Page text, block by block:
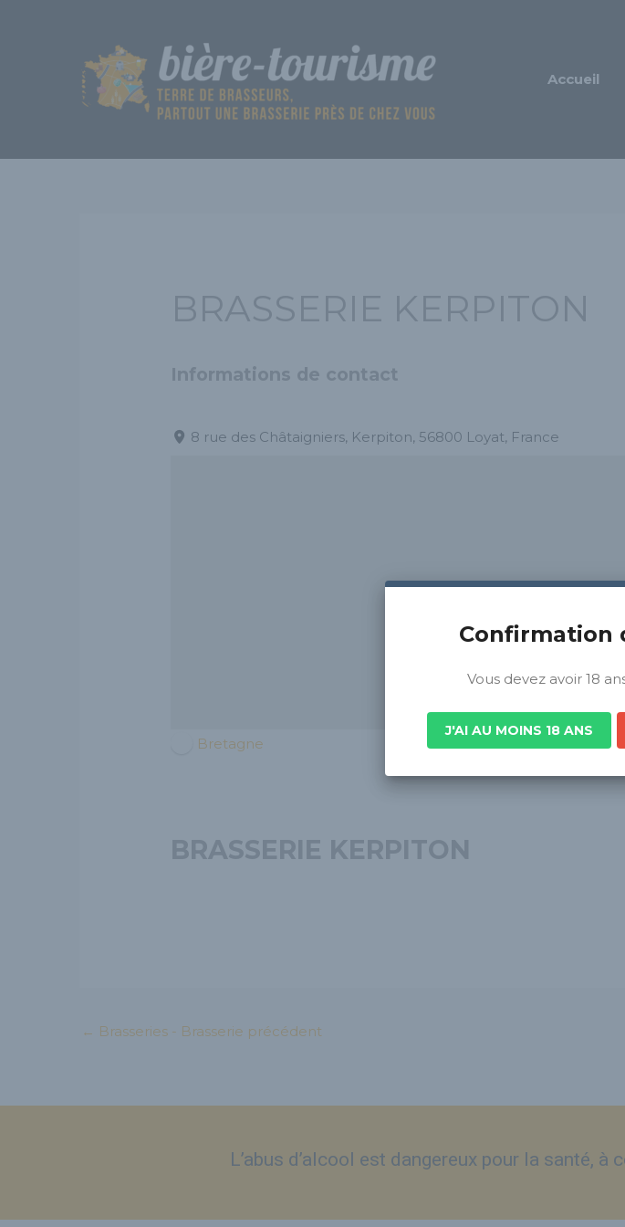
Accueil
BRASSERIE KERPITON
Informations de contact
8 rue des Châtaigniers, Kerpiton, 56800 Loyat, France
Bretagne
BRASSERIE KERPITON
← Brasseries - Brasserie précédent
L’abus d’alcool est dangereux pour la santé,
Confirmation
Vous devez avoir 18
J'AI AU MOINS 18 ANS